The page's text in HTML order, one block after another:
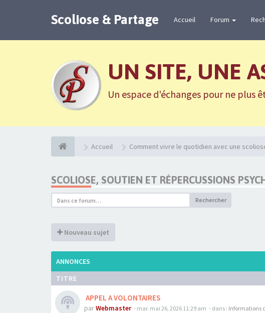
Scoliose & Partage Accueil Forum
UN SITE, UNE
Un espace d'échanges pour ne plus
Accueil Comment vivre le quotidien avec une
SCOLIOSE, SOUTIEN ET RÉPERCUSSIONS
Rechercher
Nouveau sujet
ANNONCES
TITRE
APPEL A VOLONTAIRES
parWebmaster - mar. mai 26, 2026 11:29 am - dans : Informations